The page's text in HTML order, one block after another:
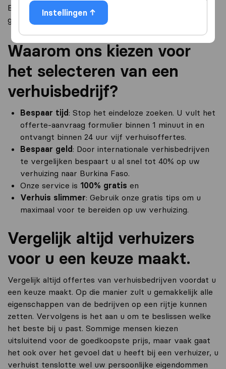
Instellingen
Burkina Faso. Bovendien selecteren wij voor u alleen
gecertificeerde bedrijven.
Waarom ons kiezen voor
het selecteren van een
verhuisbedrijf?
Bespaar tijd : Stop het eindeloze zoeken. U vult het
offerte-aanvraag formulier binnen 1 minuut in en
ontvangt binnen 24 uur vijf verhuisoffertes.
Bespaar geld : Door internationale verhisbedrijven
te vergelijken bespaart u al snel tot 40% op uw
verhuizing naar Burkina Faso.
Onze service is 100% gratis en
Verhuis slimmer: Gebruik onze gratis tips om u
maximaal voor te bereiden op uw verhuizing.
Vergelijk altijd verhuizers
voor u een keuze maakt.
Vergelijk altijd offertes van verhuisbedrijven voordat u
een keuze maakt. Op die manier zult u gemakkelijk alle
eigenschappen van de bedrijven op een rijtje kunnen
zetten. Vervolgens is het aan u om te beslissen welke
het beste bij u past. Sommige mensen kiezen
uitsluitend voor de goedkoopste prijs, maar vaak gaat
het ook over het gevoel dat u heeft bij een verhuizer, u
verhuist tenslotte wel uw persoonlijke eigendommen